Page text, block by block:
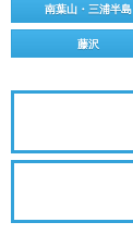
南葉山・三浦半島
藤沢